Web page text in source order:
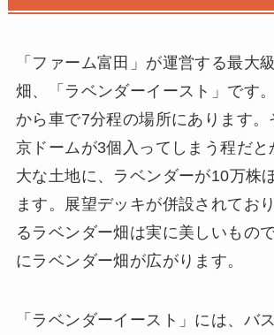
「ファーム富田」が運営する最大
畑、「ラベンダーイースト」です
から車で7分程の場所にあります。
京ドームが3個入ってしまう程だと
大な土地に、ラベンダーが10万株
ます。展望デッキが併設されてお
るラベンダー畑は実に美しいもの
にラベンダー畑が広がります。
「ラベンダーイースト」には、バ